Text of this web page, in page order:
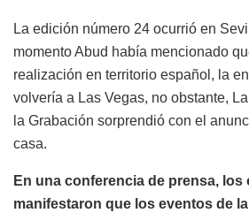
La edición número 24 ocurrió en
momento Abud había mencionado
realización en territorio español, la
volvería a Las Vegas, no obstante,
la Grabación sorprendió con el
casa.
En una conferencia de prensa, los
manifestaron que los eventos de